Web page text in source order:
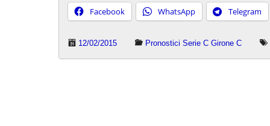
Facebook WhatsApp Telegram
12/02/2015 Pronostici Serie C Girone C